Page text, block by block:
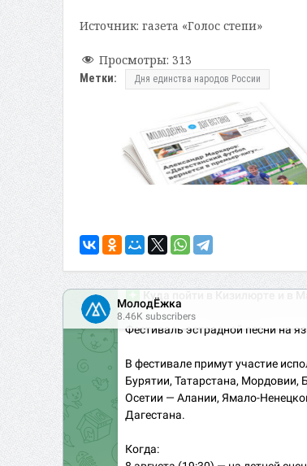
Источник: газета «Голос степи»
Просмотры: 313
Метки: Дня единства народов России